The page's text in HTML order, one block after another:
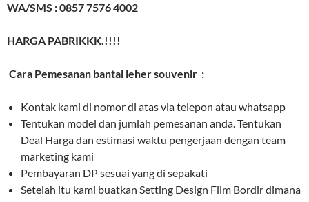
WA/SMS : 0857 7576 4002
HARGA PABRIKKK.!!!!
Cara Pemesanan bantal leher souvenir :
Kontak kami di nomor di atas via telepon atau whatsapp
Tentukan model dan jumlah pemesanan anda. Tentukan
Deal Harga dan estimasi waktu pengerjaan dengan team
marketing kami
Pembayaran DP sesuai yang di sepakati
Setelah itu kami buatkan Setting Design Film Bordir dimana